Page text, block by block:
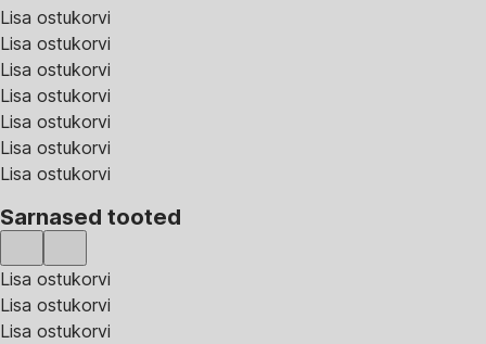
Lisa ostukorvi
Lisa ostukorvi
Lisa ostukorvi
Lisa ostukorvi
Lisa ostukorvi
Lisa ostukorvi
Lisa ostukorvi
Sarnased tooted
Lisa ostukorvi
Lisa ostukorvi
Lisa ostukorvi